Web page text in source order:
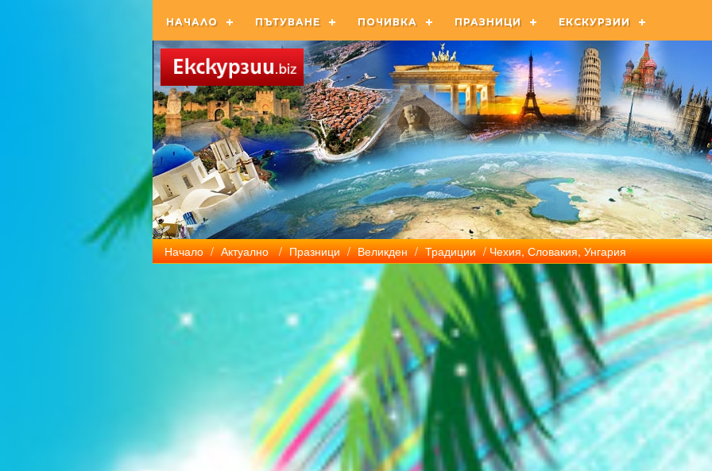
НАЧАЛО ПЪТУВАНЕ ПОЧИВКА ПРАЗНИЦИ ЕКСКУРЗИИ
Начало / Актуално / Празници / Великден / Традиции / Чехия, Словакия, Унгария